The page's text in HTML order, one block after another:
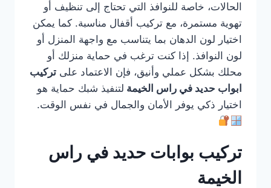
الحالات، خاصة للنوافذ التي تحتاج إلى تنظيف أو
تهوية مستمرة، مع تركيب أقفال مناسبة. كما يمكن
اختيار لون الدهان بما يتناسب مع واجهة المنزل أو
لون النوافذ. إذا كنت ترغب في حماية منزلك أو
محلك بشكل عملي وأنيق، فإن الاعتماد على تركيب
ابواب حديد في راس الخيمة لتنفيذ شبك حماية هو
اختيار ذكي يوفر الأمان والجمال في نفس الوقت.
تركيب بوابات حديد في راس
الخيمة